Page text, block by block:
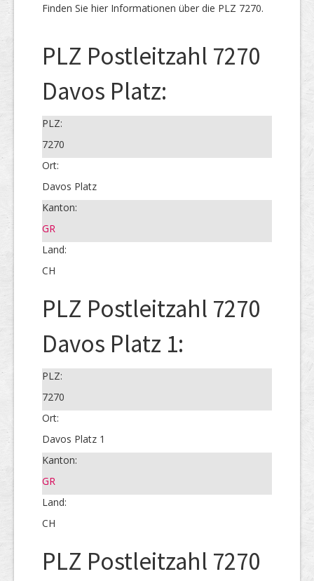
Finden Sie hier Informationen über die PLZ 7270.
PLZ Postleitzahl 7270
Davos Platz:
PLZ:
7270
Ort:
Davos Platz
Kanton:
GR
Land:
CH
PLZ Postleitzahl 7270
Davos Platz 1:
PLZ:
7270
Ort:
Davos Platz 1
Kanton:
GR
Land:
CH
PLZ Postleitzahl 7270